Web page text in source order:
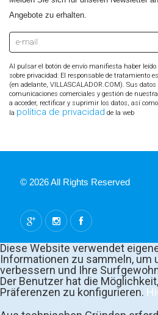
Angebote zu erhalten.
Al pulsar el botón de envío manifiesta haber
sobre privacidad: El responsable de tratamiento
(en adelante, VILLASCALADOR.COM). Sus
comunicaciones comerciales y gestión de
a acceder, rectificar y suprimir los datos, así
la política de privacidad de la web
© 2026 All Rights Reserved
Diese Website verwendet
Informationen zu sammeln, um
verbessern und Ihre
Der Benutzer hat die
Präferenzen zu konfigurieren.